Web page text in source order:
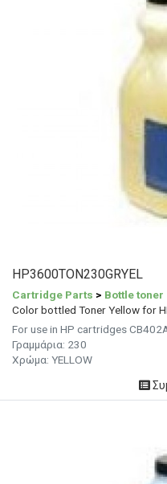
HP3600TON230GRYEL
Cartridge Parts > Bottle toner
Color bottled Toner Yellow for
For use in HP cartridges
Γραμμάρια: 230
Χρώμα: YELLOW